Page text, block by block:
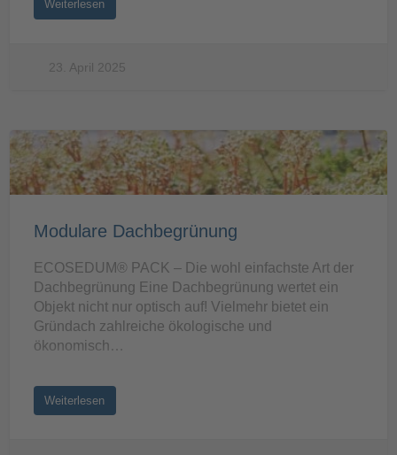
Weiterlesen
23. April 2025
Modulare Dachbegrünung
ECOSEDUM® PACK – Die wohl einfachste Art der
Dachbegrünung​ Eine Dachbegrünung wertet ein
Objekt nicht nur optisch auf! Vielmehr bietet ein
Gründach zahlreiche ökologische und
ökonomisch…
Weiterlesen